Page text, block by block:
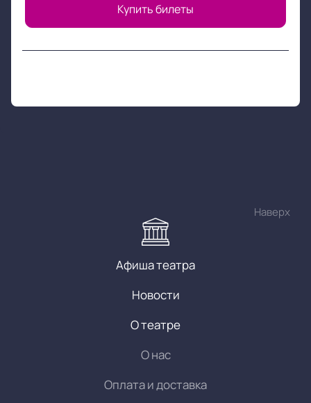
Купить билеты
Наверх
Афиша театра
Новости
О театре
О нас
Оплата и доставка